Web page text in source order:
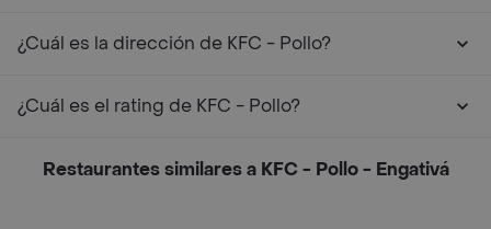
¿Cuál es la dirección de KFC - Pollo?
¿Cuál es el rating de KFC - Pollo?
Restaurantes similares a KFC - Pollo - Engativá